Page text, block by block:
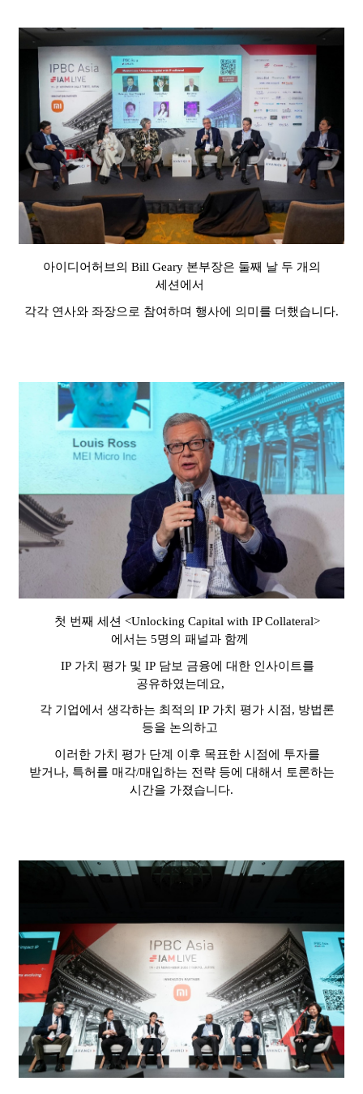
아이디어허브의 Bill Geary 본부장은 둘째 날 두 개의
세션에서
각각 연사와 좌장으로 참여하며 행사에 의미를 더했습니다.
첫 번째 세션<Unlocking Capital with IP Collateral>
에서는 5명의 패널과 함께
IP 가치 평가 및 IP 담보 금융에 대한 인사이트를
공유하였는데요,
각 기업에서 생각하는 최적의 IP 가치 평가 시점, 방법론
등을 논의하고
이러한 가치 평가 단계 이후 목표한 시점에 투자를
받거나, 특허를 매각/매입하는 전략 등에 대해서 토론하는
시간을 가졌습니다.